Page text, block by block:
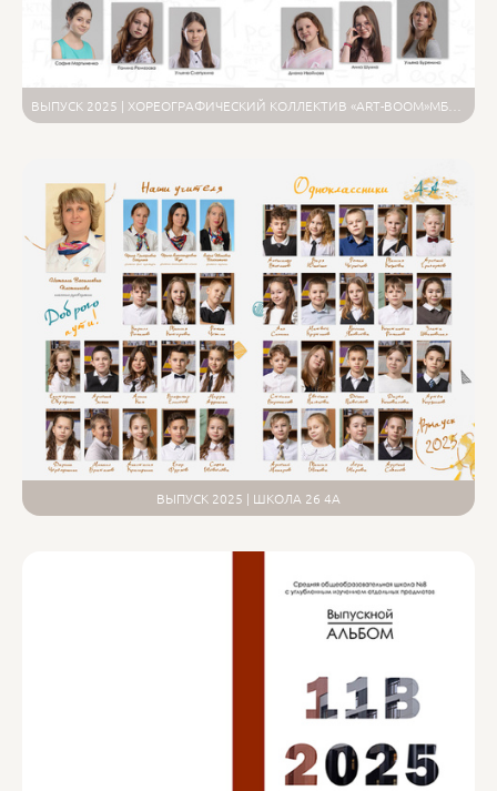
ВЫПУСК 2025 | ХОРЕОГРАФИЧЕСКИЙ КОЛЛЕКТИВ «ART-BOOM»МБУ ДО «ДЕТСКАЯ ШКОЛА ИСКУССТВ «АРТ-ИДЕЯ» Г. ВОЛОГДА
ВЫПУСК 2025 | ШКОЛА 26 4А